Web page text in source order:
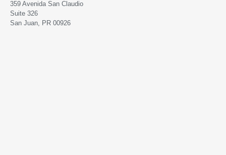
359 Avenida San Claudio
Suite 326
San Juan, PR 00926